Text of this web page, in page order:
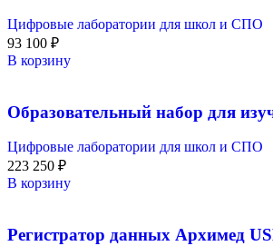
Цифровые лаборатории для школ и СПО
93 100 ₽
В корзину
Образовательный набор для
Цифровые лаборатории для школ и СПО
223 250 ₽
В корзину
Регистратор данных Архимед